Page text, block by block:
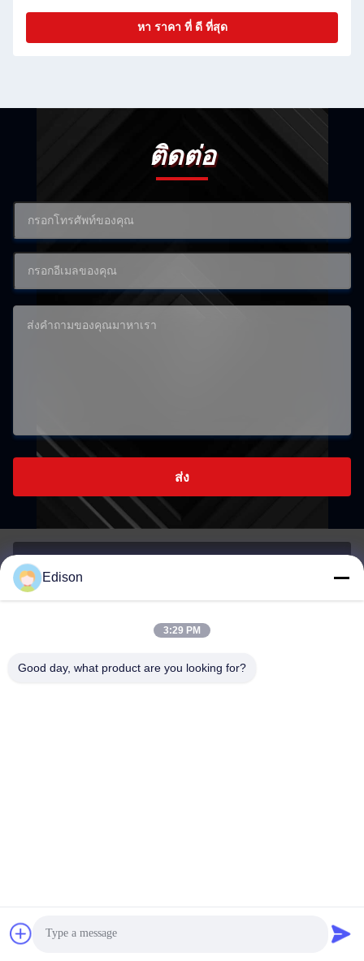
หา ราคา ที่ ดี ที่สุด
หา ราคา ที่ ดี ที่สุด
ติดต่อ
ส่ง
เลขที่ 4-24 อาคาร 3 เลขที่ 5 ถนนเทอร์ช์เอเวนิว ถนนเออร์
แลง เขตจีลองโป เชียงคิง
Dingneng (China) building materials Co., Ltd
Edison
3:29 PM
Good day, what product are you looking for?